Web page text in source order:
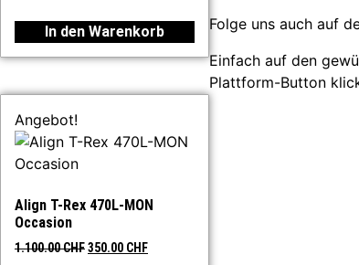
In den Warenkorb
Angebot!
Align T-Rex 470L-MON
Occasion
1.100.00CHF350.00 CHF
Folge uns auch auf
Einfach auf den
Plattform-Button